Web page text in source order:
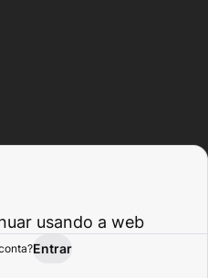
Atividade
usando a web
Entrar